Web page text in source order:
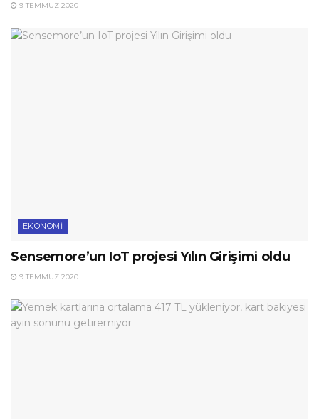
9 TEMMUZ 2020
EKONOMI
Sensemore’un IoT projesi Yılın Girişimi oldu
9 TEMMUZ 2020